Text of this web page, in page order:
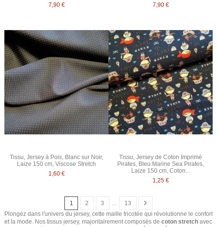
7,90 €
7,90 €
Tissu, Jersey à Pois, Blanc sur Noir,
Laize 150 cm, Viscose Stretch
1,60 €
Tissu, Jersey de Coton Imprimé
Pirates, Bleu Marine Sea Pirates,
Laize 150 cm, Coton...
1,25 €
1 2 3 …
13
Plongez dans l'univers du jersey, cette maille tricotée qui révolutionne le confort
et la mode. Nos tissus jersey, majoritairement composés de coton stretch avec